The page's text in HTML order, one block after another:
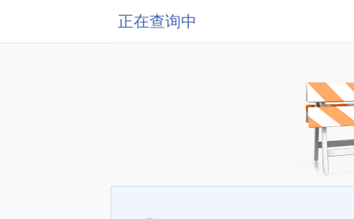
正在查询中